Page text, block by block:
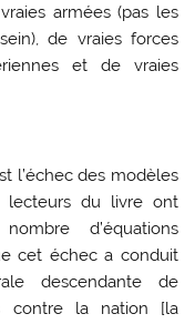
armées (pas les
de vraies forces
et de vraies
l’échec des modèles
lecteurs du livre ont
d’équations
cet échec a conduit
descendante de
contre la nation [la